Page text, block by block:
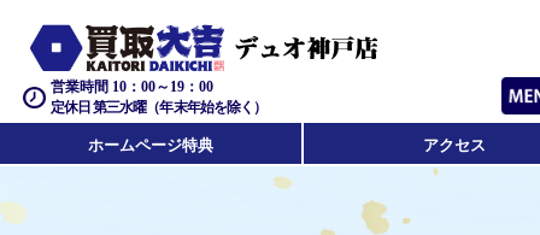
営業時間 10：00～19：00
定休日 第三水曜（年末年始を除く）
ホームページ特典 アクセス